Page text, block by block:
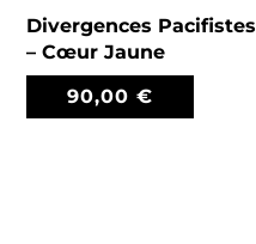
Divergences Pacifistes
– Cœur Jaune
90,00€